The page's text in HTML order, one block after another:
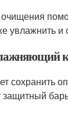
увлажнить
сохранить